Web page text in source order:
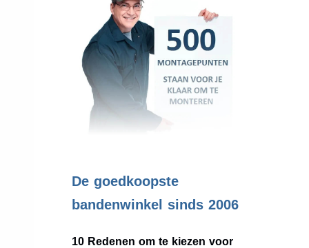
De goedkoopste
bandenwinkel sinds 2006
10 Redenen om te kiezen voor